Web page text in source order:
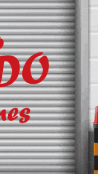
suman más de
del transporte y